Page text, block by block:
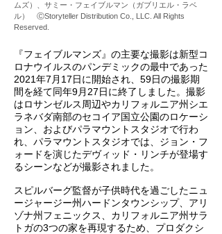
ムズ）、サミー・フェイブルマン（ガブリエル・ラベ
ル） ⒸStoryteller Distribution Co., LLC. All Rights
Reserved.
『フェイブルマンズ』の主要な撮影は新型コ
ロナウイルスのパンデミックの最中であった
2021年7月17日に開始され、59日の撮影期
間を経て同年9月27日に終了しました。撮影
はロサンゼルス周辺やカリフォルニア州シエ
ラネバダ南部のセコイア国立公園のロケーシ
ョン、およびパラマウントスタジオで行わ
れ、パラマウントスタジオでは、ジョン・フ
ォードを演じたデヴィッド・リンチが登場す
るシーンなどが撮影されました。
スピルバーグ監督が子供時代を過ごしたニュ
ージャージー州ハードンタウンシップ、アリ
ゾナ州フェニックス、カリフォルニア州サラ
トガの3つの家を再現するため、プロダクシ